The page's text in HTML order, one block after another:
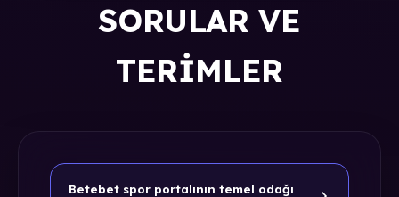
SORULAR VE
TERIMLER
Betebet spor portalının temel odağı